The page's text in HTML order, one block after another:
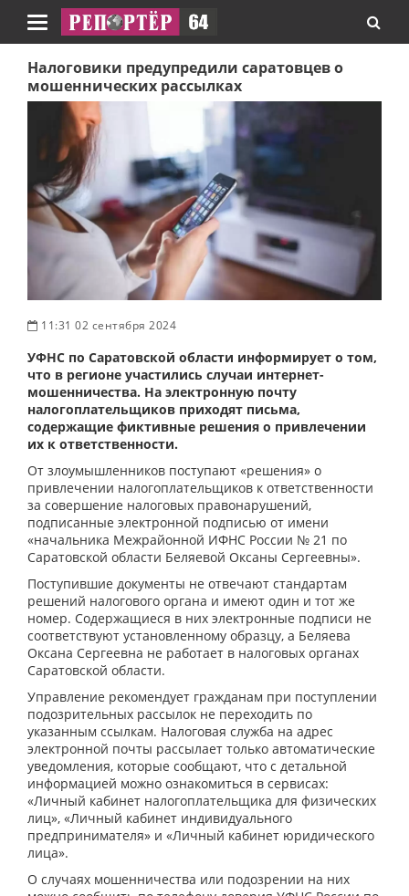
Навигация
Налоговики предупредили саратовцев о
мошеннических рассылках
11:31 02 сентября 2024
УФНС по Саратовской области информирует о том,
что в регионе участились случаи интернет-
мошенничества. На электронную почту
налогоплательщиков приходят письма,
содержащие фиктивные решения о привлечении
их к ответственности.
От злоумышленников поступают «решения» о
привлечении налогоплательщиков к ответственности
за совершение налоговых правонарушений,
подписанные электронной подписью от имени
«начальника Межрайонной ИФНС России № 21 по
Саратовской области Беляевой Оксаны Сергеевны».
Поступившие документы не отвечают стандартам
решений налогового органа и имеют один и тот же
номер. Содержащиеся в них электронные подписи не
соответствуют установленному образцу, а Беляева
Оксана Сергеевна не работает в налоговых органах
Саратовской области.
Управление рекомендует гражданам при поступлении
подозрительных рассылок не переходить по
указанным ссылкам. Налоговая служба на адрес
электронной почты рассылает только автоматические
уведомления, которые сообщают, что с детальной
информацией можно ознакомиться в сервисах:
«Личный кабинет налогоплательщика для физических
лиц», «Личный кабинет индивидуального
предпринимателя» и «Личный кабинет юридического
лица».
О случаях мошенничества или подозрении на них